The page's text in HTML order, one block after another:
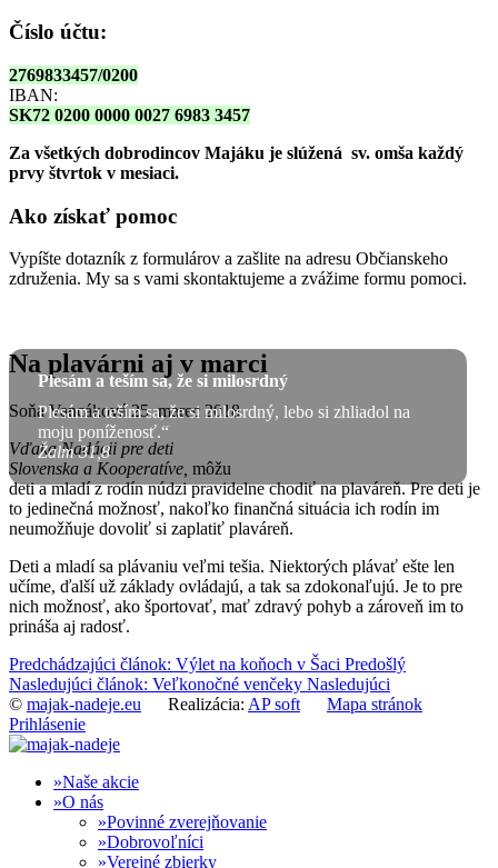
Číslo účtu:
2769833457/0200
IBAN:
SK72 0200 0000 0027 6983 3457
Za všetkých dobrodincov Majáku je slúžená sv. omša každý
prvy štvrtok v mesiaci.
Ako získať pomoc
Vypíšte dotazník z formulárov a zašlite na adresu Občianskeho
združenia. My sa s vami skontaktujeme a zvážime formu pomoci.
Plesám a teším sa, že si milosrdný
Plesám a teším sa, že si milosrdný, lebo si zhliadol na
moju poníženosť.“
Žalm 31,8
Na plavárni aj v marci
Soňa Vancáková 25. marec 2018
Vďaka Nadácii pre deti
Slovenska a Kooperatíve, môžu
deti a mladí z rodín núdzi pravidelne chodiť na plaváreň. Pre deti je
to jedinečná možnosť, nakoľko finančná situácia ich rodín im
neumožňuje dovoliť si zaplatiť plaváreň.
Deti a mladí sa plávaniu veľmi tešia. Niektorých plávať ešte len
učíme, ďalší už základy ovládajú, a tak sa zdokonaľujú. Je to pre
nich možnosť, ako športovať, mať zdravý pohyb a zároveň im to
prináša aj radosť.
Predchádzajúci článok: Výlet na koňoch v Šaci Predošlý
Nasledujúci článok: Veľkonočné venčeky Nasledujúci
© majak-nadeje.eu Realizácia: AP soft
Mapa stránok
Prihlásenie
Naše akcie
O nás
Povinné zverejňovanie
Dobrovoľníci
Verejné zbierky